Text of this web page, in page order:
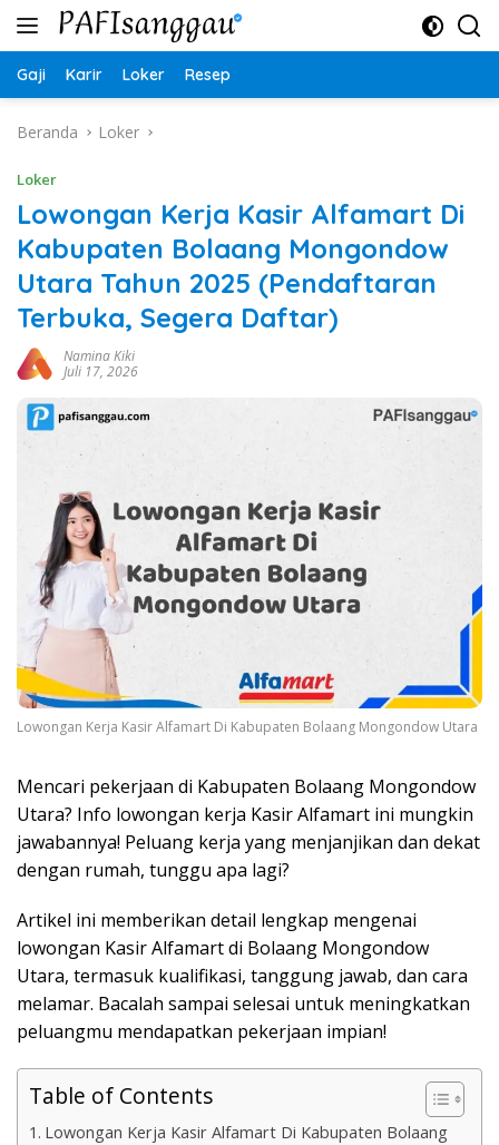
Langsung
Gaji Karir Loker Resep
Beranda Loker
Loker
Lowongan Kerja Kasir Alfamart Di
Kabupaten Bolaang Mongondow
Utara Tahun 2025 (Pendaftaran
Terbuka, Segera Daftar)
Namina Kiki
Juli 17, 2026
Lowongan Kerja Kasir Alfamart Di Kabupaten Bolaang Mongondow Utara
Mencari pekerjaan di Kabupaten Bolaang Mongondow
Utara? Info lowongan kerja Kasir Alfamart ini mungkin
jawabannya! Peluang kerja yang menjanjikan dan dekat
dengan rumah, tunggu apa lagi?
Artikel ini memberikan detail lengkap mengenai
lowongan Kasir Alfamart di Bolaang Mongondow
Utara, termasuk kualifikasi, tanggung jawab, dan cara
melamar. Bacalah sampai selesai untuk meningkatkan
peluangmu mendapatkan pekerjaan impian!
Table of Contents
Lowongan Kerja Kasir Alfamart Di Kabupaten Bolaang